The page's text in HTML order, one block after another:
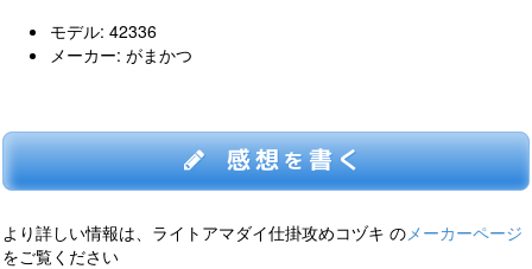
モデル: 42336
メーカー: がまかつ
感想を書く
より詳しい情報は、ライトアマダイ仕掛攻めコヅキ のメーカーページ
をご覧ください